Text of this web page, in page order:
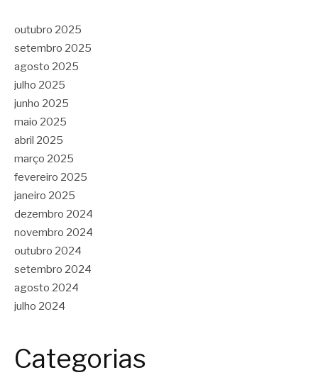
outubro 2025
setembro 2025
agosto 2025
julho 2025
junho 2025
maio 2025
abril 2025
março 2025
fevereiro 2025
janeiro 2025
dezembro 2024
novembro 2024
outubro 2024
setembro 2024
agosto 2024
julho 2024
Categorias